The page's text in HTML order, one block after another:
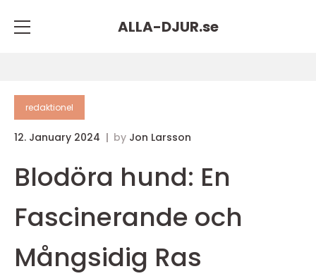
ALLA-DJUR.se
redaktionel
12. January 2024 by Jon Larsson
Blodöra hund: En
Fascinerande och
Mångsidig Ras